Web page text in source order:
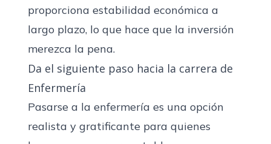
proporciona estabilidad económica a
largo plazo, lo que hace que la inversión
merezca la pena.
Da el siguiente paso hacia la carrera de
Enfermería
Pasarse a la enfermería es una opción
realista y gratificante para quienes